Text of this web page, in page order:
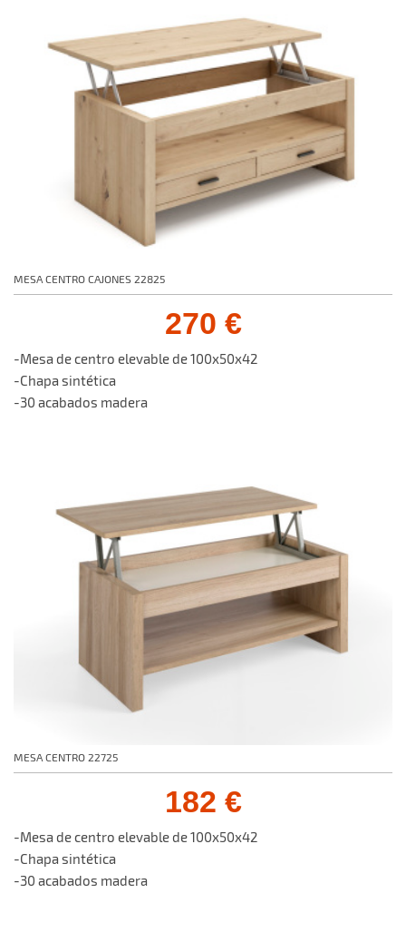
MESA CENTRO CAJONES 22825
270 €
-Mesa de centro elevable de 100x50x42
-Chapa sintética
-30 acabados madera
MESA CENTRO 22725
182 €
-Mesa de centro elevable de 100x50x42
-Chapa sintética
-30 acabados madera